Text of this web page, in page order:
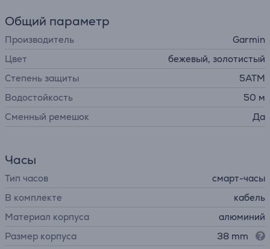
Общий параметр
Производитель
Garmin
Цвет
бежевый, золотистый
Степень защиты
5ATM
Водостойкость
50 м
Сменный ремешок
Да
Часы
Тип часов
смарт-часы
В комплекте
кабель
Материал корпуса
алюминий
Размер корпуса
38 mm